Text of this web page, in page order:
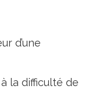
d’une
la difficulté de